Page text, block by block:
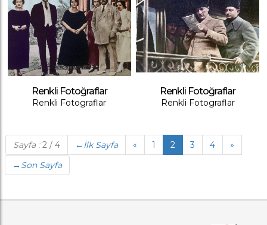
Renkli Fotoğraflar
Renkli Fotograflar
Renkli Fotoğraflar
Renkli Fotograflar
Sayfa :2 / 4 ←İlk Sayfa « 1 2 3 4
»
→ Son Sayfa